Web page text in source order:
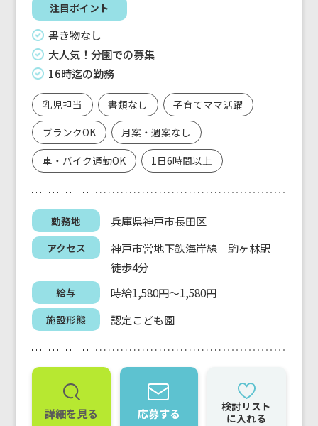
注目ポイント
書き物なし
大人気！分園での募集
16時迄の勤務
乳児担当 書類なし
子育てママ活躍
ブランクOK
月案・週案なし
車・バイク通勤OK
1日6時間以上
勤務地 兵庫県神戸市長田区
アクセス
神戸市営地下鉄海岸線 駒ヶ林駅
徒歩4分
給与 時給1,580円～1,580円
施設形態 認定こども園
詳細を見る 応募する
検討リスト
に入れる